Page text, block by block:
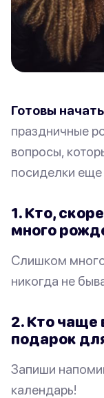
Готовы
праздничные
вопросы,
посиделки
1. Кто,
много
Слишком
никогда не
2. Кто чаще
подарок
Запиши
календарь!